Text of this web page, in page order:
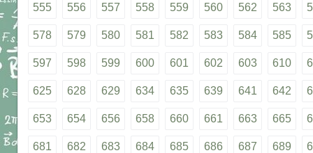
555 556 557 558 559 560 562 563
578 579 580 581 582 583 584 585
597 598 599 600 601 602 603 610
625 628 629 634 635 639 641 642
653 654 656 658 660 661 663 665
681 682 683 684 685 686 687 689